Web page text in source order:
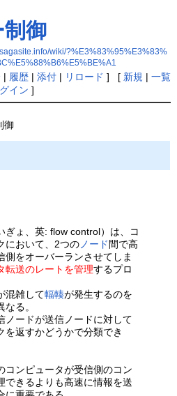
制御
wiki/?%E3%83%95%E3%83%
| 履歴| 添付| リロード ] [ 新規 | 一覧
イン ]
御
ぎょ、英: flow control）は、コ
において、2つのノード間で高
側をオーバーランさせてしま
転送のレートを管理するプロ
混雑して輻輳が発生するのを
る。
ノードが送信ノードに対して
を返すかどうかで分類でき
コンピュータが受信側のコン
できるよりも高速に情報を送